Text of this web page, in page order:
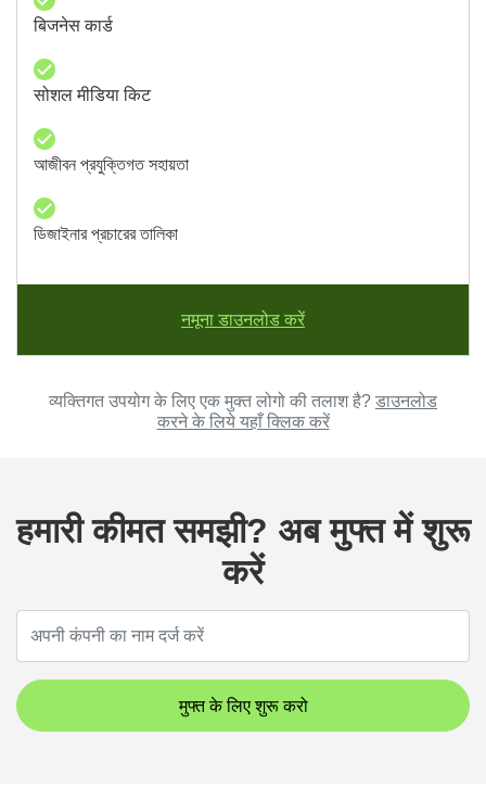
बिजनेस कार्ड
सोशल मीडिया किट
আজীবন প্রযুক্তিগত সহায়তা
ডিজাইনার প্রচারের তালিকা
नमूना डाउनलोड करें
व्यक्तिगत उपयोग के लिए एक मुक्त लोगो की तलाश है? डाउनलोड
करने के लिये यहाँ क्लिक करें
हमारी कीमत समझी? अब मुफ्त में शुरू
करें
मुफ्त के लिए शुरू करो